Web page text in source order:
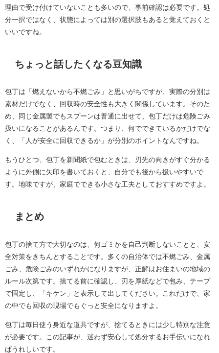
理由で受け付けていないことも多いので、事前確認は必要です。処
分一択ではなく、状態によっては別の選択肢もあると覚えておくと
いいですね。
ちょっと話したくなる豆知識
包丁は「燃えないから不燃ごみ」と思いがちですが、実際の分別は
素材だけでなく、回収時の安全性も大きく関係しています。そのた
め、同じ金属製でもスプーンは普通に出せて、包丁だけは危険ごみ
扱いになることがあるんです。つまり、何でできているかだけでな
く、「人が安全に回収できるか」が分別のポイントなんですね。
もうひとつ、包丁を新聞紙で包むときは、刃先の向きがすぐ分かる
ように外側に矢印を書いておくと、自分でも後から扱いやすいで
す。地味ですが、家庭でできる小さな工夫としておすすめですよ。
まとめ
包丁の捨て方で大切なのは、何ゴミかを自己判断しないことと、安
全対策をきちんとすることです。多くの自治体では不燃ごみ、金属
ごみ、危険ごみのいずれかになりますが、正解はお住まいの地域の
ルール次第です。捨てる前に確認し、刃を厚紙などで包み、テープ
で固定し、「キケン」と表示して出してください。これだけで、家
の中でも回収の現場でもぐっと安全になりますよ。
包丁は毎日使う身近な道具ですが、捨てるときには少し特別な注意
が必要です。この記事が、迷わず安心して処分するお手伝いになれ
ばうれしいです。